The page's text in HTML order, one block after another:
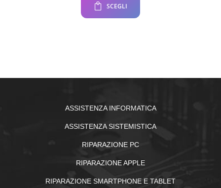
SCEGLI
ASSISTENZA INFORMATICA
ASSISTENZA SISTEMISTICA
RIPARAZIONE PC
RIPARAZIONE APPLE
RIPARAZIONE SMARTPHONE E TABLET